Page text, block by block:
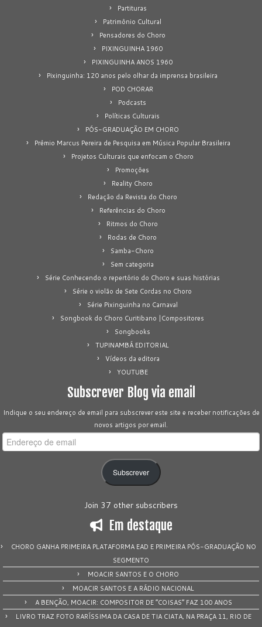
Partituras
Patrimônio Cultural
Pensadores do Choro
PIXINGUINHA 1960
PIXINGUINHA ANOS 1960
Pixinguinha: 120 anos pelo olhar da imprensa brasileira
POD CHORAR
Podcasts
Políticas Culturais
PÓS-GRADUAÇÃO EM CHORO
Prêmio Marcus Pereira de Pesquisa em Música Popular Brasileira
Projetos Culturais que enfocam o Choro
Promoções
Reality Choro
Redação da Revista do Choro
Referências do Choro
Ritmos do Choro
Rodas de Choro
Samba-Choro
Sem categoria
Série Conhecendo o repertório do Choro e suas histórias
Série o violão de Sete Cordas no Choro
Série Pixinguinha no Carnaval
Songbook do Choro Curitibano |Compositores
Songbooks
TUPINAMBÁ EDITORIAL
Vídeos da editora
YOUTUBE
Subscrever Blog via email
Indique o seu endereço de email para subscrever este site e receber notificações de
novos artigos por email.
Endereço
de
Subscrever
Join 37 other subscribers
Em destaque
CHORO GANHA PRIMEIRA PLATAFORMA EAD E PRIMEIRA PÓS-GRADUAÇÃO NO
SEGMENTO
MOACIR SANTOS E O CHORO
MOACIR SANTOS E A RÁDIO NACIONAL
A BENÇÃO, MOACIR: COMPOSITOR DE “COISAS” FAZ 100 ANOS
LIVRO TRAZ FOTO RARÍSSIMA DA CASA DE TIA CIATA, NA PRAÇA 11, RIO DE